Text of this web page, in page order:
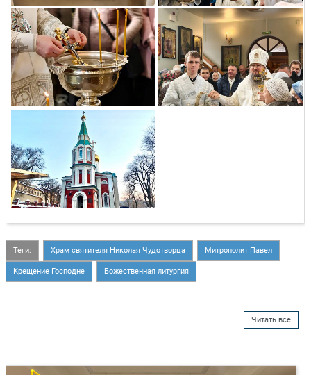
Теги: Храм святителя Николая Чудотворца Митрополит Павел
Крещение Господне Божественная литургия
Читать все